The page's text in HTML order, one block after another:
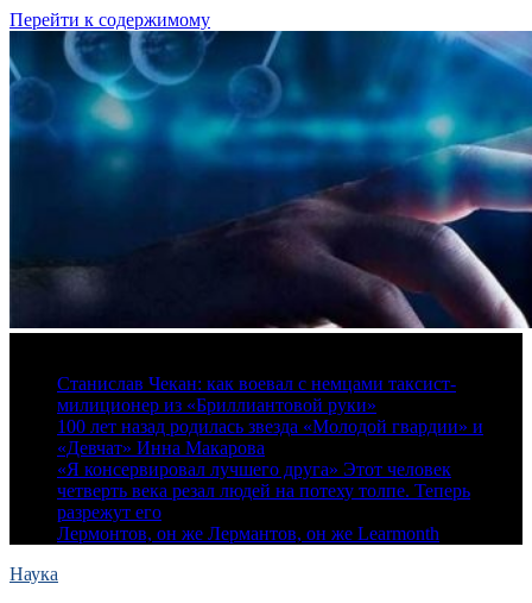
Перейти к содержимому
Станислав Чекан: как воевал с немцами таксист-
милиционер из «Бриллиантовой руки»
100 лет назад родилась звезда «Молодой гвардии» и
«Девчат» Инна Макарова
«Я консервировал лучшего друга» Этот человек
четверть века резал людей на потеху толпе. Теперь
разрежут его
Лермонтов, он же Лермантов, он же Learmonth
Наука